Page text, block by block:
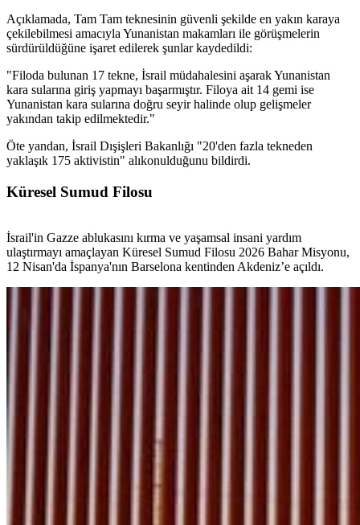
Açıklamada, Tam Tam teknesinin güvenli şekilde en yakın karaya
çekilebilmesi amacıyla Yunanistan makamları ile görüşmelerin
sürdürüldüğüne işaret edilerek şunlar kaydedildi:
"Filoda bulunan 17 tekne, İsrail müdahalesini aşarak Yunanistan
kara sularına giriş yapmayı başarmıştır. Filoya ait 14 gemi ise
Yunanistan kara sularına doğru seyir halinde olup gelişmeler
yakından takip edilmektedir."
Öte yandan, İsrail Dışişleri Bakanlığı "20'den fazla tekneden
yaklaşık 175 aktivistin" alıkonulduğunu bildirdi.
Küresel Sumud Filosu
İsrail'in Gazze ablukasını kırma ve yaşamsal insani yardım
ulaştırmayı amaçlayan Küresel Sumud Filosu 2026 Bahar Misyonu,
12 Nisan'da İspanya'nın Barselona kentinden Akdeniz’e açıldı.